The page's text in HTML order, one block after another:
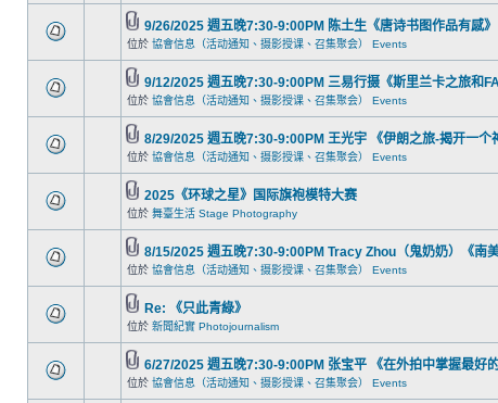
9/26/2025 週五晚7:30-9:00PM 陈土生《唐诗书图作品有感》
位於 協會信息（活动通知、摄影授课、召集聚会） Events
9/12/2025 週五晚7:30-9:00PM 三易行摄《斯里兰卡之旅和
位於 協會信息（活动通知、摄影授课、召集聚会） Events
8/29/2025 週五晚7:30-9:00PM 王光宇 《伊朗之旅-揭开一个
位於 協會信息（活动通知、摄影授课、召集聚会） Events
2025《环球之星》国际旗袍模特大赛
位於 舞臺生活 Stage Photography
8/15/2025 週五晚7:30-9:00PM Tracy Zhou（鬼奶奶）《南美
位於 協會信息（活动通知、摄影授课、召集聚会） Events
Re: 《只此青綠》
位於 新聞紀實 Photojournalism
6/27/2025 週五晚7:30-9:00PM 张宝平 《在外拍中掌握最好
位於 協會信息（活动通知、摄影授课、召集聚会） Events